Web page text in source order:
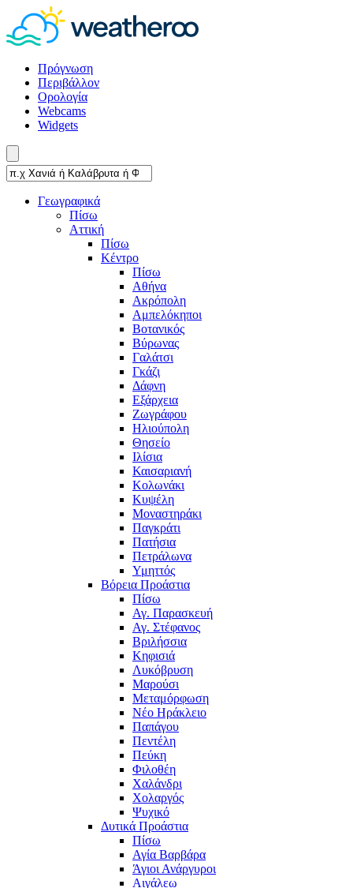
Πρόγνωση
Περιβάλλον
Ορολογία
Webcams
Widgets
Γεωγραφικά
Πίσω
Αττική
Πίσω
Κέντρο
Πίσω
Αθήνα
Ακρόπολη
Αμπελόκηποι
Βοτανικός
Βύρωνας
Γαλάτσι
Γκάζι
Δάφνη
Εξάρχεια
Ζωγράφου
Ηλιούπολη
Θησείο
Ιλίσια
Καισαριανή
Κολωνάκι
Κυψέλη
Μοναστηράκι
Παγκράτι
Πατήσια
Πετράλωνα
Υμηττός
Βόρεια Προάστια
Πίσω
Αγ. Παρασκευή
Αγ. Στέφανος
Βριλήσσια
Κηφισιά
Λυκόβρυση
Μαρούσι
Μεταμόρφωση
Νέο Ηράκλειο
Παπάγου
Πεντέλη
Πεύκη
Φιλοθέη
Χαλάνδρι
Χολαργός
Ψυχικό
Δυτικά Προάστια
Πίσω
Αγία Βαρβάρα
Άγιοι Ανάργυροι
Αιγάλεω